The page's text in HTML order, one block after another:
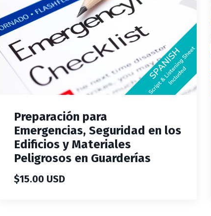
Preparación para
Emergencias, Seguridad en los
Edificios y Materiales
Peligrosos en Guarderías
$15.00 USD